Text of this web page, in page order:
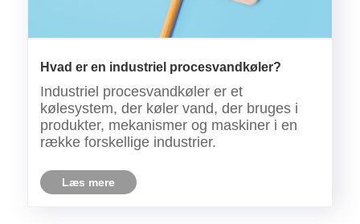
Hvad er en industriel procesvandkøler?
Industriel procesvandkøler er et
kølesystem, der køler vand, der bruges i
produkter, mekanismer og maskiner i en
række forskellige industrier.
Læs mere